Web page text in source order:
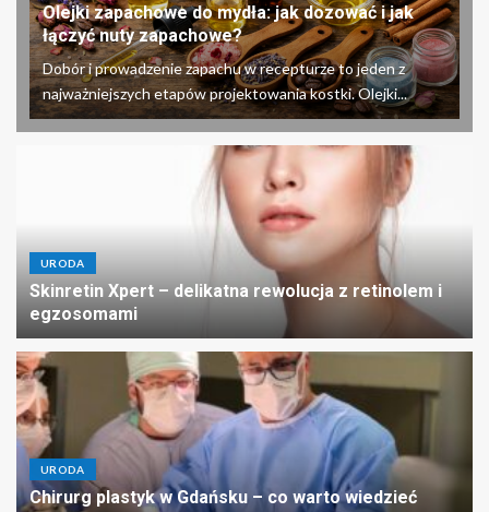
Olejki zapachowe do mydła: jak dozować i jak
łączyć nuty zapachowe?
Dobór i prowadzenie zapachu w recepturze to jeden z
najważniejszych etapów projektowania kostki. Olejki...
URODA
Skinretin Xpert – delikatna rewolucja z retinolem i
egzosomami
URODA
Chirurg plastyk w Gdańsku – co warto wiedzieć